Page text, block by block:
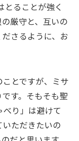
とることが強く
厳守と、互いの
さるように、お
とですが、ミサ
す。そもそも聖
り」は避けて
ただきたいの